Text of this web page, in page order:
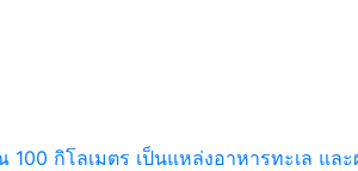
100 กิโลเมตร เป็นแหล่งอาหารทะเล แล